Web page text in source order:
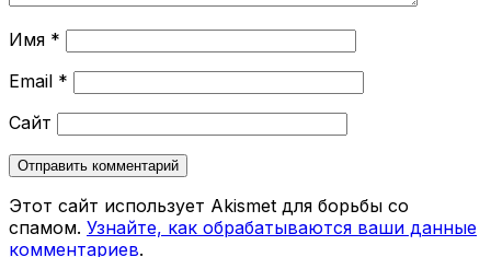
Имя *
Email *
Сайт
Этот сайт использует Akismet для борьбы со
спамом. Узнайте, как обрабатываются ваши данные
комментариев.